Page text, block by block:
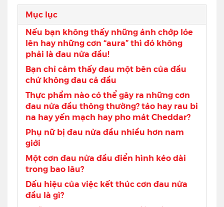
Mục lục
Nếu bạn không thấy những ánh chớp lóe
lên hay những cơn “aura” thì đó không
phải là đau nửa đầu!
Bạn chỉ cảm thấy đau một bên của đầu
chứ không đau cả đầu
Thực phẩm nào có thể gây ra những cơn
đau nửa đầu thông thường? táo hay rau bi
na hay yến mạch hay pho mát Cheddar?
Phụ nữ bị đau nửa đầu nhiều hơn nam
giới
Một cơn đau nửa đầu điển hình kéo dài
trong bao lâu?
Dấu hiệu của việc kết thúc cơn đau nửa
đầu là gì?